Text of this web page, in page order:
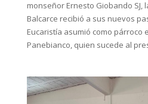
monseñor Ernesto Giobando SJ,
Balcarce recibió a sus nuevos
Eucaristía asumió como párroco
Panebianco, quien sucede al